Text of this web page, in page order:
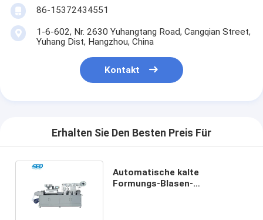
86-15372434551
1-6-602, Nr. 2630 Yuhangtang Road, Cangqian Street,
Yuhang Dist, Hangzhou, China
Kontakt
Erhalten Sie Den Besten Preis Für
Automatische kalte
Formungs-Blasen-